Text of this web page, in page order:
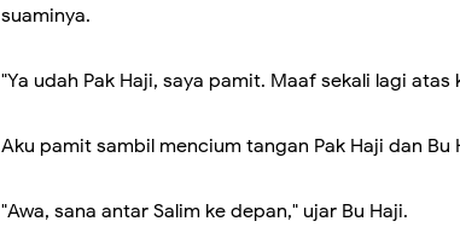
suaminya.
"Ya udah Pak Haji, saya pamit. Maaf sekali lagi atas
Aku pamit sambil mencium tangan Pak Haji dan Bu
"Awa, sana antar Salim ke depan," ujar Bu Haji.